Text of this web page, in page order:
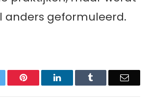
anders geformuleerd.
Pinterest LinkedIn Email